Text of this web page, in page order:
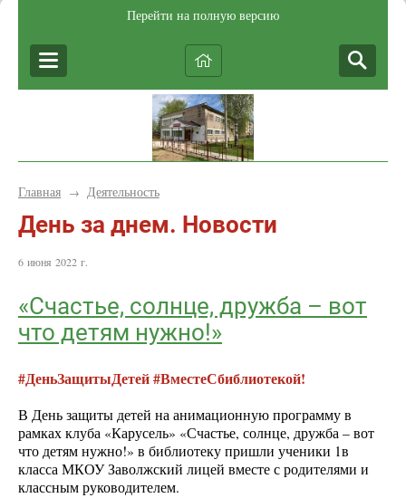
Перейти на полную версию
Главная → Деятельность
День за днем. Новости
6 июня 2022 г.
«Счастье, солнце, дружба – вот
что детям нужно!»
#ДеньЗащитыДетей #ВместеСбиблиотекой!
В День защиты детей на анимационную программу в
рамках клуба «Карусель» «Счастье, солнце, дружба – вот
что детям нужно!» в библиотеку пришли ученики 1в
класса МКОУ Заволжский лицей вместе с родителями и
классным руководителем.